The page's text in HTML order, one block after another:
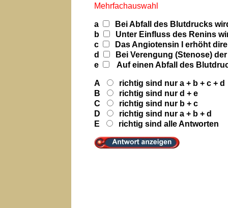
Mehrfachauswahl
a
Bei Abfall des Blutdrucks
b
Unter Einfluss des Renins
c
Das Angiotensin I erhöht
d
Bei Verengung (Stenose)
e
Auf einen Abfall des
A
richtig sind nur a + b + c
B
richtig sind nur d + e
C
richtig sind nur b + c
D
richtig sind nur a + b + d
E
richtig sind alle Antworten